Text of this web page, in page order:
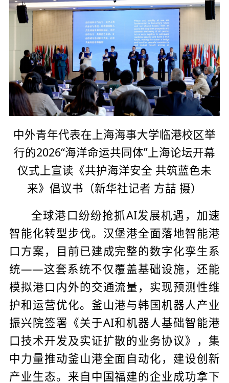
中外青年代表在上海海事大学临港校区举
行的2026“海洋命运共同体”上海论坛开幕
仪式上宣读《共护海洋安全 共筑蓝色未
来》倡议书（新华社记者 方喆 摄）
全球港口纷纷抢抓AI发展机遇，加速
智能化转型步伐。汉堡港全面落地智能港
口方案，目前已建成完整的数字化孪生系
统——这套系统不仅覆盖基础设施，还能
模拟港口内外的交通流量，实现预测性维
护和运营优化。釜山港与韩国机器人产业
振兴院签署《关于AI和机器人基础智能港
口技术开发及实证扩散的业务协议》，集
中力量推动釜山港全面自动化，建设创新
产业生态。来自中国福建的企业成功拿下